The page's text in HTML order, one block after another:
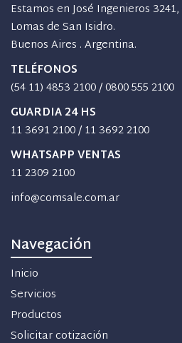
Estamos en José Ingenieros
Lomas de San Isidro.
Buenos Aires . Argentina.
TELÉFONOS
(54 11) 4853 2100/0800 555 2100
GUARDIA 24 HS
11 3691 2100/11 3692 2100
WHATSAPP VENTAS
11 2309 2100
info@comsale.com.ar
Navegación
Inicio
Servicios
Productos
Solicitar cotización